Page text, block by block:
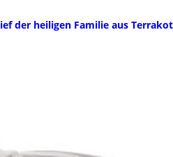
der heiligen Familie aus